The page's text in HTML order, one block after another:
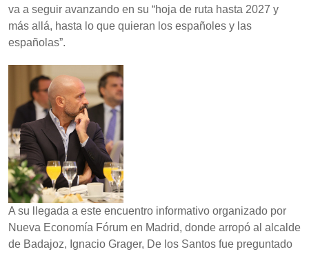
va a seguir avanzando en su “hoja de ruta hasta 2027 y
más allá, hasta lo que quieran los españoles y las
españolas”.
A su llegada a este encuentro informativo organizado por
Nueva Economía Fórum en Madrid, donde arropó al alcalde
de Badajoz, Ignacio Grager, De los Santos fue preguntado